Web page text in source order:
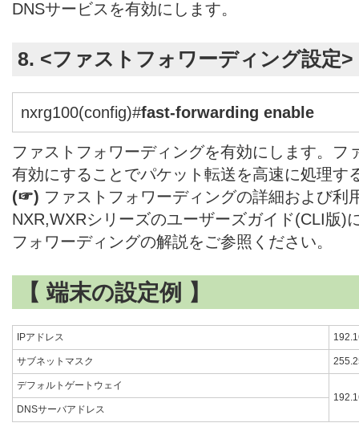
DNSサービスを有効にします。
8. <ファストフォワーディング設定>
nxrg100(config)#fast-forwarding enable
ファストフォワーディングを有効にします。フ
有効にすることでパケット転送を高速に処理す
(☞) ファストフォワーディングの詳細および利
NXR,WXRシリーズのユーザーズガイド(CLI版)
フォワーディングの解説をご参照ください。
【 端末の設定例 】
IPアドレス
サブネットマスク
デフォルトゲートウェイ
DNSサーバアドレス